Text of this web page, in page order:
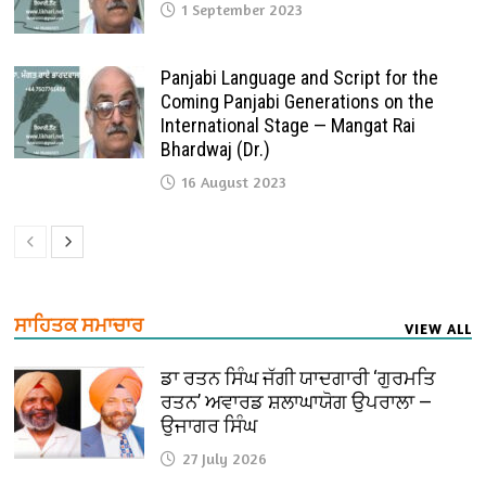
1 September 2023
Panjabi Language and Script for the
Coming Panjabi Generations on the
International Stage — Mangat Rai
Bhardwaj (Dr.)
16 August 2023
ਸਾਹਿਤਕ ਸਮਾਚਾਰ VIEW ALL
ਡਾ ਰਤਨ ਸਿੰਘ ਜੱਗੀ ਯਾਦਗਾਰੀ ‘ਗੁਰਮਤਿ
ਰਤਨ’ ਅਵਾਰਡ ਸ਼ਲਾਘਾਯੋਗ ਉਪਰਾਲਾ —
ਉਜਾਗਰ ਸਿੰਘ
27 July 2026